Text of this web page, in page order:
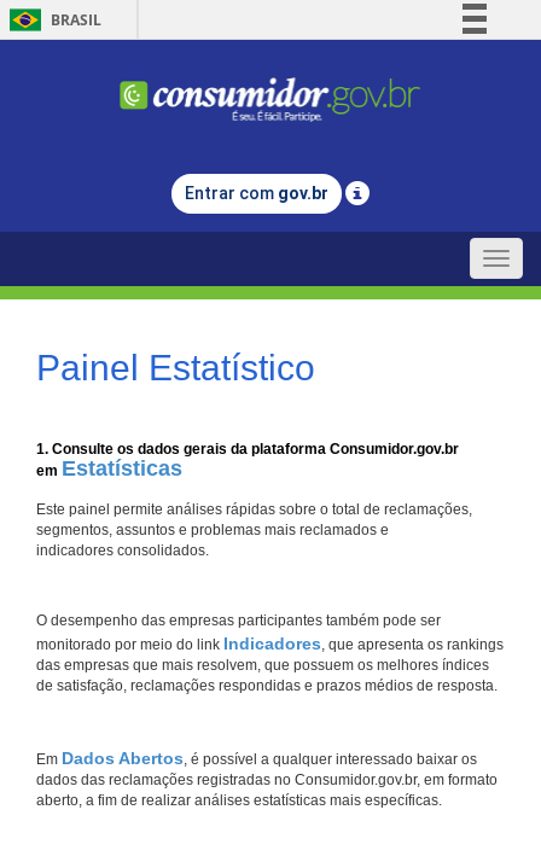
BRASIL
Comunica BR
Legislação
Entrar com gov.br
Toggle
Painel Estatístico
1. Consulte os dados gerais da plataforma Consumidor.gov.br
em Estatísticas
Este painel permite análises rápidas sobre o total de reclamações,
segmentos, assuntos e problemas mais reclamados e
indicadores consolidados.
O desempenho das empresas participantes também pode ser
monitorado por meio do link Indicadores, que apresenta os rankings
das empresas que mais resolvem, que possuem os melhores índices
de satisfação, reclamações respondidas e prazos médios de resposta.
Em Dados Abertos, é possível a qualquer interessado baixar os
dados das reclamações registradas no Consumidor.gov.br, em formato
aberto, a fim de realizar análises estatísticas mais específicas.